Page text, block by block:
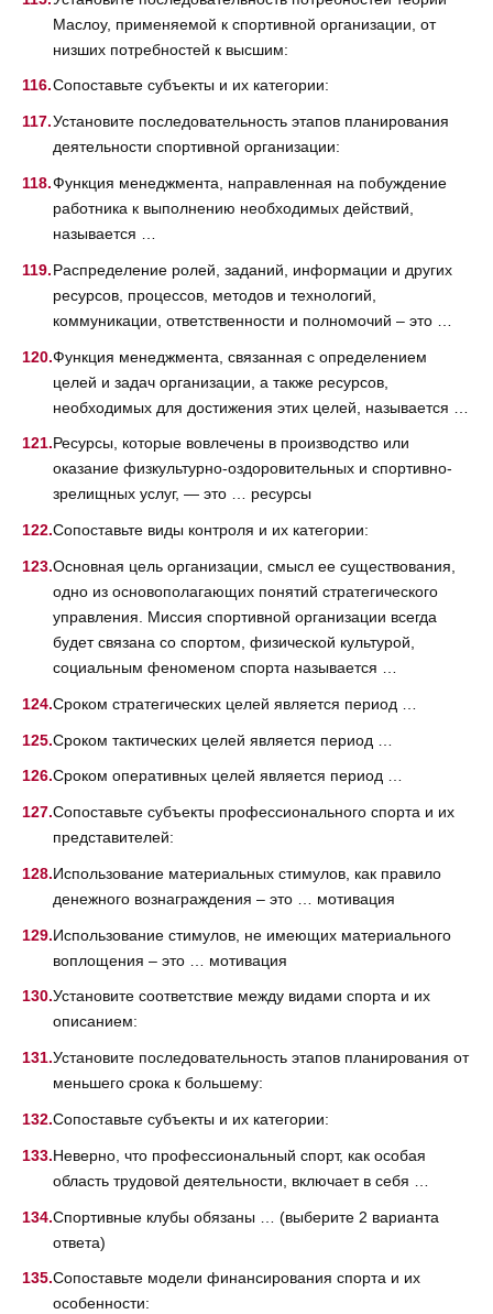
Маслоу, применяемой к спортивной организации, от
низших потребностей к высшим:
Сопоставьте субъекты и их категории:
Установите последовательность этапов планирования
деятельности спортивной организации:
Функция менеджмента, направленная на побуждение
работника к выполнению необходимых действий,
называется …
Распределение ролей, заданий, информации и других
ресурсов, процессов, методов и технологий,
коммуникации, ответственности и полномочий – это …
Функция менеджмента, связанная с определением
целей и задач организации, а также ресурсов,
необходимых для достижения этих целей, называется …
Ресурсы, которые вовлечены в производство или
оказание физкультурно-оздоровительных и спортивно-
зрелищных услуг, — это … ресурсы
Сопоставьте виды контроля и их категории:
Основная цель организации, смысл ее существования,
одно из основополагающих понятий стратегического
управления. Миссия спортивной организации всегда
будет связана со спортом, физической культурой,
социальным феноменом спорта называется …
Сроком стратегических целей является период …
Сроком тактических целей является период …
Сроком оперативных целей является период …
Сопоставьте субъекты профессионального спорта и их
представителей:
Использование материальных стимулов, как правило
денежного вознаграждения – это … мотивация
Использование стимулов, не имеющих материального
воплощения – это … мотивация
Установите соответствие между видами спорта и их
описанием:
Установите последовательность этапов планирования от
меньшего срока к большему:
Сопоставьте субъекты и их категории:
Неверно, что профессиональный спорт, как особая
область трудовой деятельности, включает в себя …
Спортивные клубы обязаны … (выберите 2 варианта
ответа)
Сопоставьте модели финансирования спорта и их
особенности: